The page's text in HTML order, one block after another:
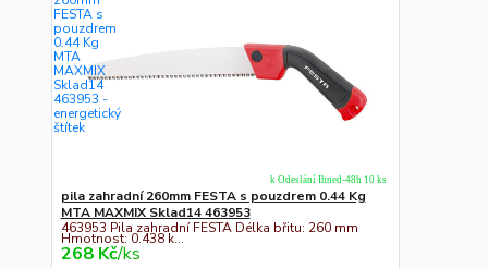
pila zahradní 260mm FESTA s pouzdrem 0.44 Kg
MTA MAXMIX Sklad14 463953
463953 Pila zahradní FESTA Délka břitu: 260 mm
Hmotnost: 0.438 k...
268 Kč/ks
k Odeslání Ihned-48h 10 ks